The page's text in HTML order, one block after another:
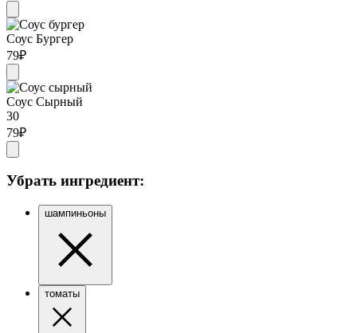
Соус Бургер
79₽
Соус Сырный
30
79₽
Убрать ингредиент:
шампиньоны
томаты